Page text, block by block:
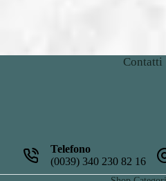
Contatti
Telefono
(0039) 340 230 82 16